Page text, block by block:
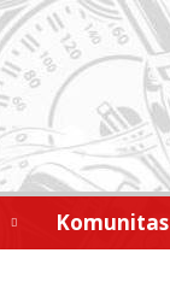
Komunitas